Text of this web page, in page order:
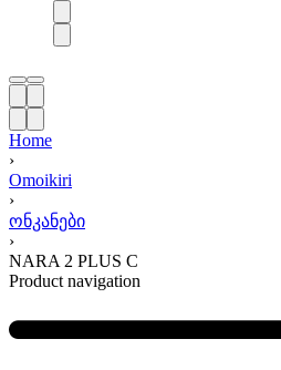
Home
›
Omoikiri
›
ონკანები
›
NARA 2 PLUS C
Product navigation